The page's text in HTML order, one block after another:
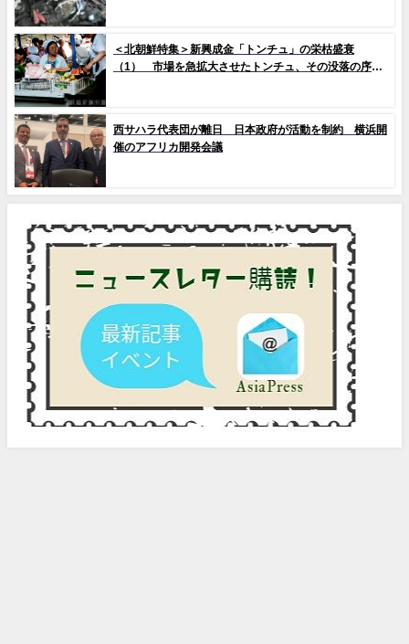
＜北朝鮮特集＞新興成金「トンチュ」の栄枯盛衰
（1） 市場を急拡大させたトンチュ、その没落の序幕
西サハラ代表団が離日 日本政府が活動を制約 横浜開
催のアフリカ開発会議